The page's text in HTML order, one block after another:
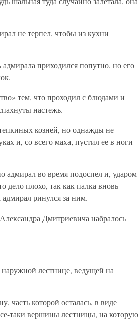
не терпел, чтобы из кухни
приходился попутно, но его
тем, что проходил с блюдами и
настежь.
козней, но однажды не
и, со всего маха, пустил ее в ноги
адмирал во время подоспел и, ударом
дело плохо, так как палка вновь
ринулся за ним.
Дмитриевича набралось
наружной лестнице, ведущей на
часть которой осталась, в виде
таки вершины лестницы, на которую